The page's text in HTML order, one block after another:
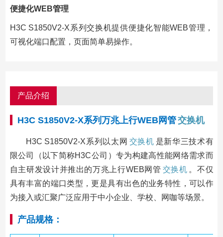
便捷化WEB管理
H3C S1850V2-X系列交换机提供便捷化智能WEB管理，
可视化端口配置，页面简单易操作。
产品介绍
H3C S1850V2-X系列万兆上行WEB网管交换机
H3C S1850V2-X系列以太网 交换机 是新华三技术有
限公司（以下简称H3C公司）专为构建高性能网络需求而
自主研发设计并推出的万兆上行WEB网管 交换机 。不仅
具有丰富的端口类型，更是具有出色的业务特性，可以作
为接入或汇聚广泛应用于中小企业、学校、网咖等场景。
产品规格：